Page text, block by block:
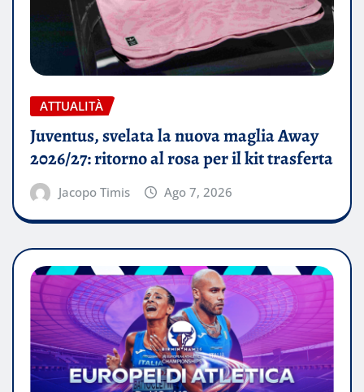
ATTUALITÀ
Juventus, svelata la nuova maglia Away
2026/27: ritorno al rosa per il kit trasferta
Jacopo Timis Ago 7, 2026